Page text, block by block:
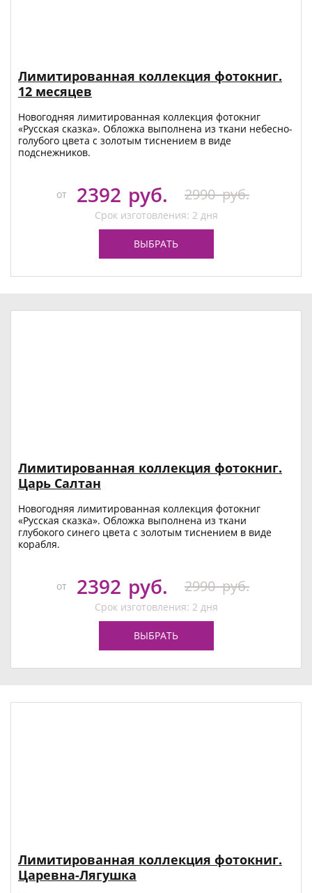
Лимитированная коллекция фотокниг.
12 месяцев
Новогодняя лимитированная коллекция фотокниг
«Русская сказка». Обложка выполнена из ткани небесно-
голубого цвета с золотым тиснением в виде
подснежников.
от 2392 руб. 2990 руб.
Срок изготовления: 2 дня
ВЫБРАТЬ
Лимитированная коллекция фотокниг.
Царь Салтан
Новогодняя лимитированная коллекция фотокниг
«Русская сказка». Обложка выполнена из ткани
глубокого синего цвета с золотым тиснением в виде
корабля.
от 2392 руб. 2990 руб.
Срок изготовления: 2 дня
ВЫБРАТЬ
Лимитированная коллекция фотокниг.
Царевна-Лягушка